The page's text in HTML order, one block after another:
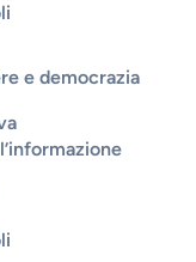
e democrazia